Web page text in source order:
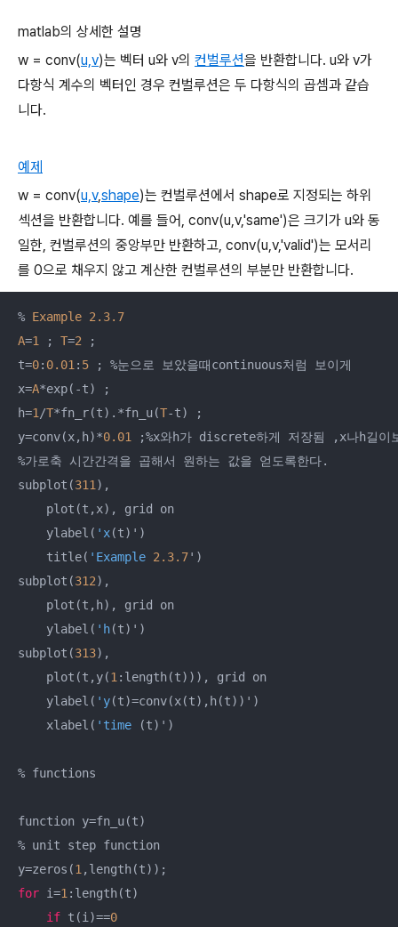
matlab의 상세한 설명
w = conv(u,v)는 벡터 u와 v의 컨벌루션을 반환합니다. u와 v가
다항식 계수의 벡터인 경우 컨벌루션은 두 다항식의 곱셈과 같습
니다.
예제
w = conv(u,v,shape)는 컨벌루션에서 shape로 지정되는 하위
섹션을 반환합니다. 예를 들어, conv(u,v,'same')은 크기가 u와 동
일한, 컨벌루션의 중앙부만 반환하고, conv(u,v,'valid')는 모서리
를 0으로 채우지 않고 계산한 컨벌루션의 부분만 반환합니다.
% Example 2.3.7
A=1 ; T=2 ;
t=0: 0.01 : 5 ; %눈으로 보았을때continuous처럼 보이게
x=A*exp(-t) ;
h=1 /T*fn_r(t).*fn_u(T-t) ;
y=conv(x,h)*0.01
;%x와h가 discrete하게 저장됨 ,x나h길이
%가로축 시간간격을 곱해서 원하는 값을 얻도록한다.
subplot(311 ),
    plot(t,x), grid on
    ylabel(
'x(t)')
    title(
'Example 2.3.7')
subplot(312),
    plot(t,h), grid on
    ylabel(
'h(t)')
subplot(313),
    plot(t,y(
1 :length(t))), grid on
    ylabel(
'y(t)=conv(x(t),h(t))')
    xlabel(
'time (t)')
% functions
function y=fn_u(t)
% unit step function
y=zeros(1
for i=1 :length(t)
if t(i)==0